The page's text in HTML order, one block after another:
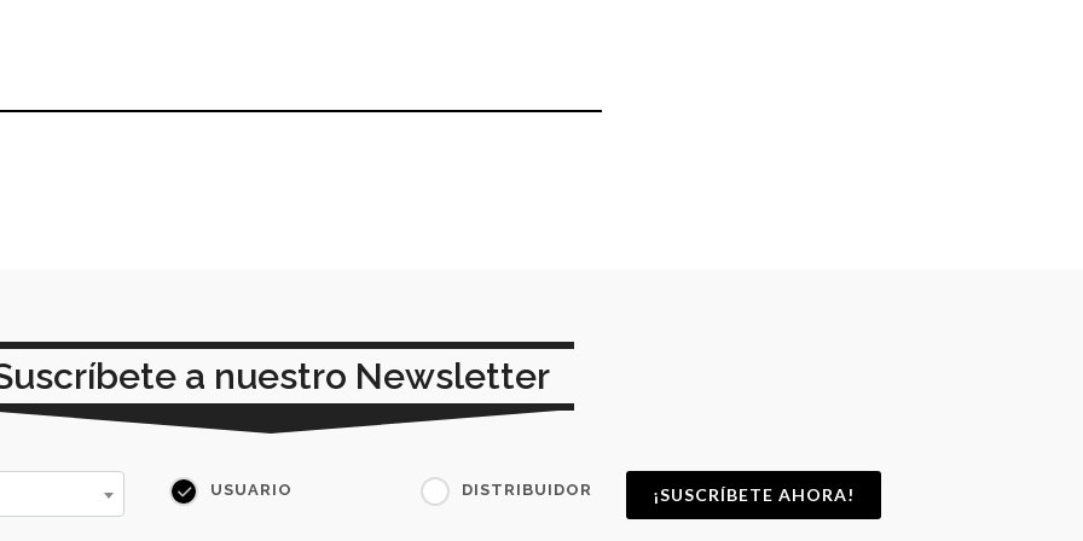
a nuestro Newsletter
USUARIO DISTRIBUIDOR ¡SUSCRÍBETE AHORA!